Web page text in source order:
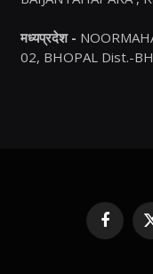
मध्यप्रदेश -
02, BHOPAL Dist.-